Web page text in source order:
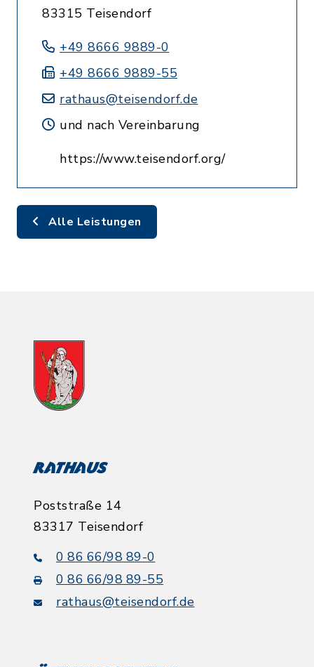
83315 Teisendorf
+49 8666 9889-0
+49 8666 9889-55
rathaus@teisendorf.de
und nach Vereinbarung
https://www.teisendorf.org/
Alle Leistungen
Rathaus
Poststraße 14
83317 Teisendorf
0 86 66/98 89-0
0 86 66/98 89-55
rathaus@teisendorf.de